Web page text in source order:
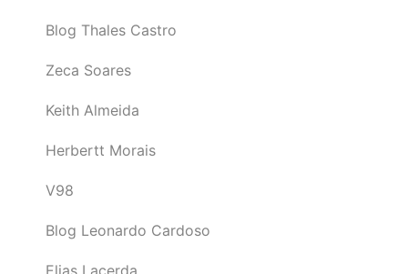
Blog Thales Castro
Zeca Soares
Keith Almeida
Herbertt Morais
V98
Blog Leonardo Cardoso
Elias Lacerda